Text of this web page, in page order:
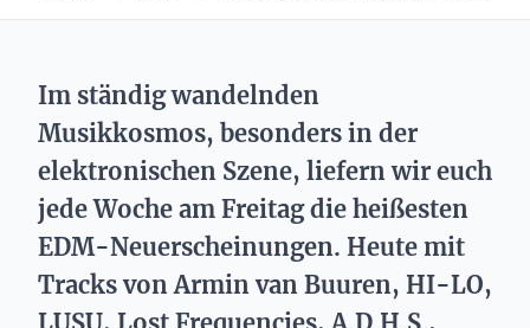
Im ständig wandelnden
Musikkosmos, besonders in der
elektronischen Szene, liefern wir euch
jede Woche am Freitag die heißesten
EDM-Neuerscheinungen. Heute mit
Tracks von Armin van Buuren, HI-LO,